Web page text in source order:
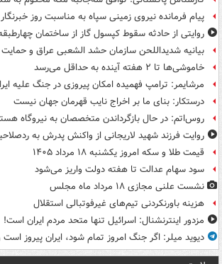
پیام فرمانده نیروی زمینی سپاه به مناسبت روز خبرنگار
روایتی از حادثه سقوط کپسول گاز از ساختمان
بیانیه شدیداللحن سازمان حشد الشعبی عراق و حمایت
خاموشی‌ها تا ۲ هفته آینده به حداقل می‌رسد
مرشایمر: ترامپ فهمیده امکان پیروزی در جنگ علیه
درستکار: بنای ما بر اخراج نایب قهرمان جهان نیست
روس‌اتم: در حال بازگرداندن متخصصان به نیروگاه
روایت فرزند شهید لاریجانی از واکنش پدرش به
قیمت طلا و سکه امروز یکشنبه ۱۸ مرداد ۱۴۰۵
سود سهام عدالت تا هفته دولت واریز می‌شود
نشست علنی مجازی ۱۸ مرداد ماه مجلس
هزینه باورنکردنی تیم‌های غیرفوتبالی استقلال
مزدور اینترنشنال: اسرائیل تنها متحد مردم ایران است!
دیوید میلر: اگر جنگ امروز تمام شود، ایران پیروز